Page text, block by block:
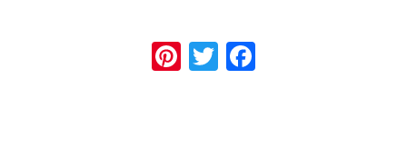
Facebook
Twitter
Pinterest